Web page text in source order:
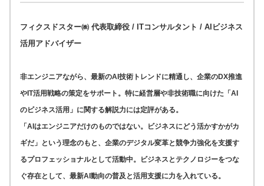
フィクスドスター㈱ 代表取締役 / ITコンサルタント / AIビジネス
活用アドバイザー
非エンジニアながら、最新のAI技術トレンドに精通し、企業のDX推進
やIT活用戦略の策定をサポート。特に経営層や非技術職に向けた「AI
のビジネス活用」に関する解説力には定評がある。
「AIはエンジニアだけのものではない。ビジネスにどう活かすかがカ
ギだ」という理念のもと、企業のデジタル変革と競争力強化を支援す
るプロフェッショナルとして活動中。ビジネスとテクノロジーをつな
ぐ存在として、最新AI動向の普及と活用支援に力を入れている。